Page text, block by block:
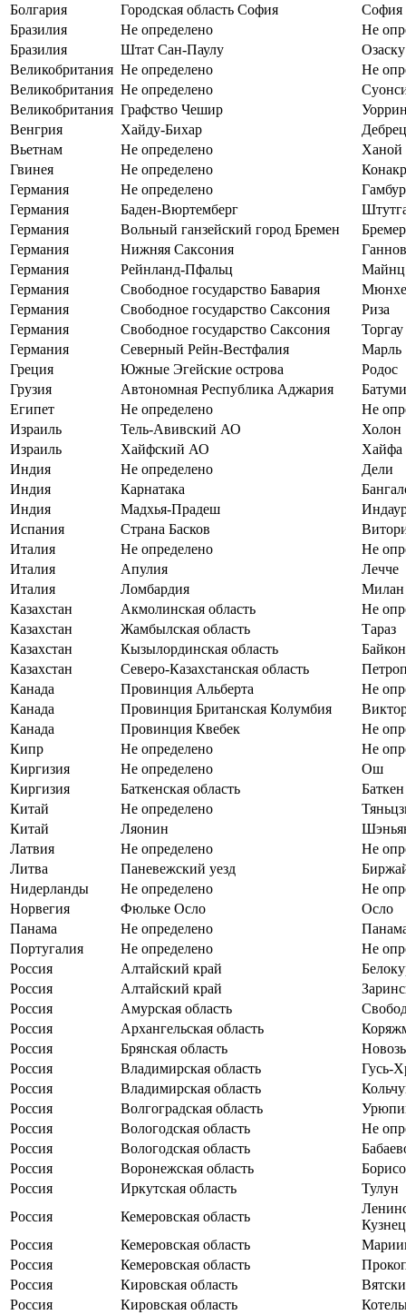
Болгария Городская область София
София
Бразилия
Не определено
Не
Бразилия
Штат Сан-Паулу
Озаску
Великобритания Не определено
Не
Великобритания Не определено
Великобритания Графство Чешир
Венгрия
Хайду-Бихар
Вьетнам
Не определено
Ханой
Гвинея
Не определено
Германия
Не определено
Германия
Баден-Вюртемберг
Германия
Вольный ганзейский город Бремен
Германия
Нижняя Саксония
Германия
Рейнланд-Пфальц
Майнц
Германия
Свободное государство Бавария
Германия
Свободное государство Саксония
Риза
Германия
Свободное государство Саксония
Торгау
Германия
Северный Рейн-Вестфалия
Марль
Греция
Южные Эгейские острова
Родос
Грузия
Автономная Республика Аджария
Батуми
Египет
Не определено
Не
Израиль
Тель-Авивский АО
Холон
Израиль
Хайфский АО
Хайфа
Индия
Не определено
Дели
Индия
Карнатака
Индия
Мадхья-Прадеш
Испания
Страна Басков
Италия
Не определено
Не
Италия
Апулия
Лечче
Италия
Ломбардия
Милан
Казахстан
Акмолинская область
Не
Казахстан
Жамбылская область
Тараз
Казахстан
Кызылординская область
Казахстан
Северо-Казахстанская область
Канада
Провинция Альберта
Не
Канада
Провинция Британская Колумбия
Канада
Провинция Квебек
Не
Кипр
Не определено
Не
Киргизия
Не определено
Ош
Киргизия
Баткенская область
Баткен
Китай
Не определено
Китай
Ляонин
Латвия
Не определено
Не
Литва
Паневежский уезд
Нидерланды
Не определено
Не
Норвегия
Фюльке Осло
Осло
Панама
Не определено
Португалия
Не определено
Не
Россия
Алтайский край
Россия
Алтайский край
Россия
Амурская область
Россия
Архангельская область
Россия
Брянская область
Россия
Владимирская область
Гусь-
Россия
Владимирская область
Россия
Волгоградская область
Россия
Вологодская область
Не
Россия
Вологодская область
Россия
Воронежская область
Россия
Иркутская область
Тулун
Россия
Кемеровская область
Россия
Кемеровская область
Россия
Кемеровская область
Россия
Кировская область
Россия
Кировская область